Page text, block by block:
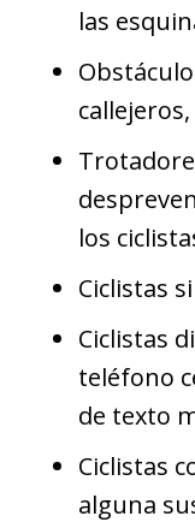
las
los
Ciclistas
Ciclistas
teléfono
de texto
Ciclistas
alguna